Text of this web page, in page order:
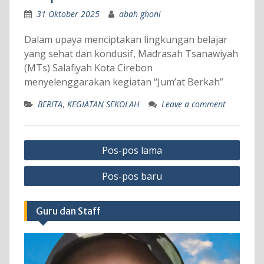
31 Oktober 2025 abah ghoni
Dalam upaya menciptakan lingkungan belajar
yang sehat dan kondusif, Madrasah Tsanawiyah
(MTs) Salafiyah Kota Cirebon
menyelenggarakan kegiatan “Jum’at Berkah”
BERITA, KEGIATAN SEKOLAH Leave a comment
Navigasi
pos
Pos-pos lama
Pos-pos baru
Guru dan Staff